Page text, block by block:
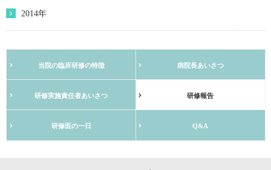
2014年
当院の臨床研修の特徴 病院長あいさつ
研修実施責任者あいさつ 研修報告
研修医の一日 Q&A